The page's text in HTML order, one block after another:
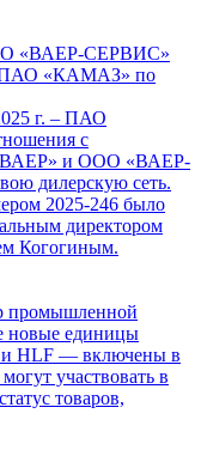
«ВАЕР-СЕРВИС»
ПАО «КАМАЗ» по
г. – ПАО
с
и ООО «ВАЕР-
дилерскую сеть.
2025-246 было
директором
Когогиным.
промышленной
новые единицы
HLF — включены в
участвовать в
товаров,